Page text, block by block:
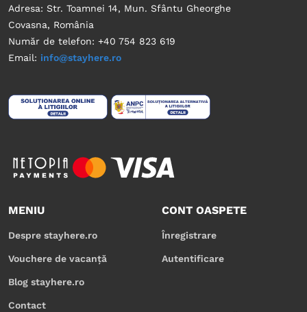
Adresa: Str. Toamnei 14, Mun. Sfântu Gheorghe
Covasna, România
Număr de telefon: +40 754 823 619
Email: info@stayhere.ro
MENIU
Despre stayhere.ro
Vouchere de vacanță
Blog stayhere.ro
Contact
CONT OASPETE
Înregistrare
Autentificare